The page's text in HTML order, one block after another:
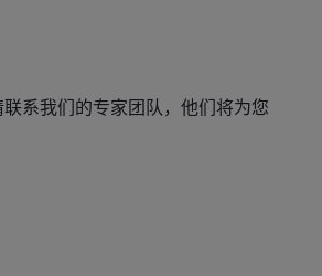
系我们的专家团队，他们将为您